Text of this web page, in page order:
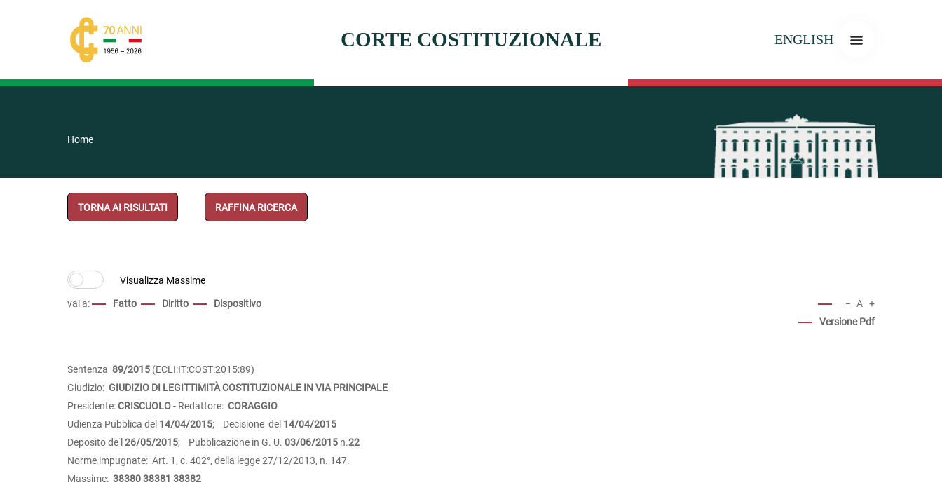
CORTE COSTITUZIONALE ENGLISH
Home
TORNA AI RISULTATI RAFFINA RICERCA
vai a: Fatto Diritto Dispositivo − A +
Versione Pdf
Sentenza 89/2015 (ECLI:IT:COST:2015:89)
Giudizio: GIUDIZIO DI LEGITTIMITÀ COSTITUZIONALE IN VIA PRINCIPALE
Presidente:CRISCUOLO- Redattore: CORAGGIO
Udienza Pubblica del 14/04/2015; Decisione del 14/04/2015
Deposito de˙l 26/05/2015; Pubblicazione in G. U. 03/06/2015 n.22
Norme impugnate: Art. 1, c. 402°, della legge 27/12/2013, n. 147.
Massime: 3838038381 38382